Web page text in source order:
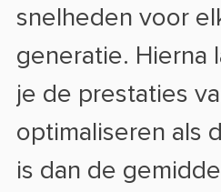
snelheden voor
generatie. Hierna
je de prestaties
optimaliseren als
is dan de